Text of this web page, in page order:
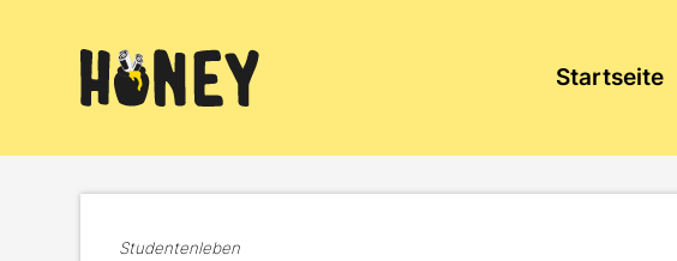
Startseite
Studentenleben